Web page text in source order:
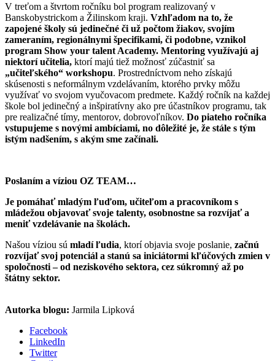
V treťom a štvrtom ročníku bol program realizovaný v
Banskobystrickom a Žilinskom kraji. Vzhľadom na to, že
zapojené školy sú jedinečné či už počtom žiakov, svojím
zameraním, regionálnymi špecifikami, či podobne, vznikol
program Show your talent Academy. Mentoring využívajú aj
niektorí učitelia, ktorí majú tiež možnosť zúčastniť sa
„učiteľského“ workshopu. Prostredníctvom neho získajú
skúsenosti s neformálnym vzdelávaním, ktorého prvky môžu
využívať vo svojom vyučovacom predmete. Každý ročník na každej
škole bol jedinečný a inšpiratívny ako pre účastníkov programu, tak
pre realizačné tímy, mentorov, dobrovoľníkov. Do piateho ročníka
vstupujeme s novými ambíciami, no dôležité je, že stále s tým
istým nadšením, s akým sme začínali.
Poslaním a víziou OZ TEAM…
Je pomáhať mladým ľuďom, učiteľom a pracovníkom s
mládežou objavovať svoje talenty, osobnostne sa rozvíjať a
meniť vzdelávanie na školách.
Našou víziou sú mladí ľudia, ktorí objavia svoje poslanie, začnú
rozvíjať svoj potenciál a stanú sa iniciátormi kľúčových zmien v
spoločnosti – od neziskového sektora, cez súkromný až po
štátny sektor.
Autorka blogu: Jarmila Lipková
Facebook
LinkedIn
Twitter